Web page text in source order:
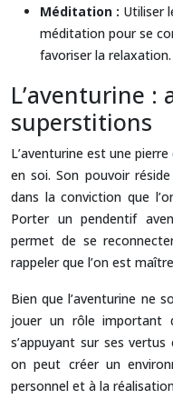
Méditation : Utiliser
méditation pour se
favoriser la relaxation.
L’aventurine :
superstitions
L’aventurine est une
en soi. Son pouvoir
dans la conviction que
Porter un pendentif
permet de se
rappeler que l’on est
Bien que l’aventurine ne
jouer un rôle important
s’appuyant sur ses
on peut créer un
personnel et à la